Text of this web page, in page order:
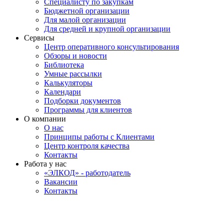
Специалисту по закупкам
Бюджетной организации
Для малой организации
Для средней и крупной организации
Сервисы
Центр оперативного консультирования
Обзоры и новости
Библиотека
Умные рассылки
Калькуляторы
Календари
Подборки документов
Программы для клиентов
О компании
О нас
Принципы работы с Клиентами
Центр контроля качества
Контакты
Работа у нас
«ЭЛКОД» - работодатель
Вакансии
Контакты